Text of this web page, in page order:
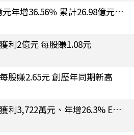
富強鑫營收／7月4.43億元年增36.56％ 累計26.98億元年增4％
利2億元 每股賺1.08元
股賺2.65元 創歷年同期新高
聯發國際財報／上半年獲利3,722萬元、年增26.3% EPS 達1.53元